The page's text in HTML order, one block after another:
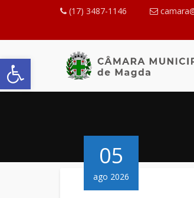
Abrir a barra de ferramentas
(17) 3487-1146
05
ago 2026